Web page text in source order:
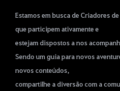
Estamos em busca de Criadores
que participem ativamente e
estejam dispostos a nos
Sendo um guia para novos
novos conteúdos,
compartilhe a diversão com a